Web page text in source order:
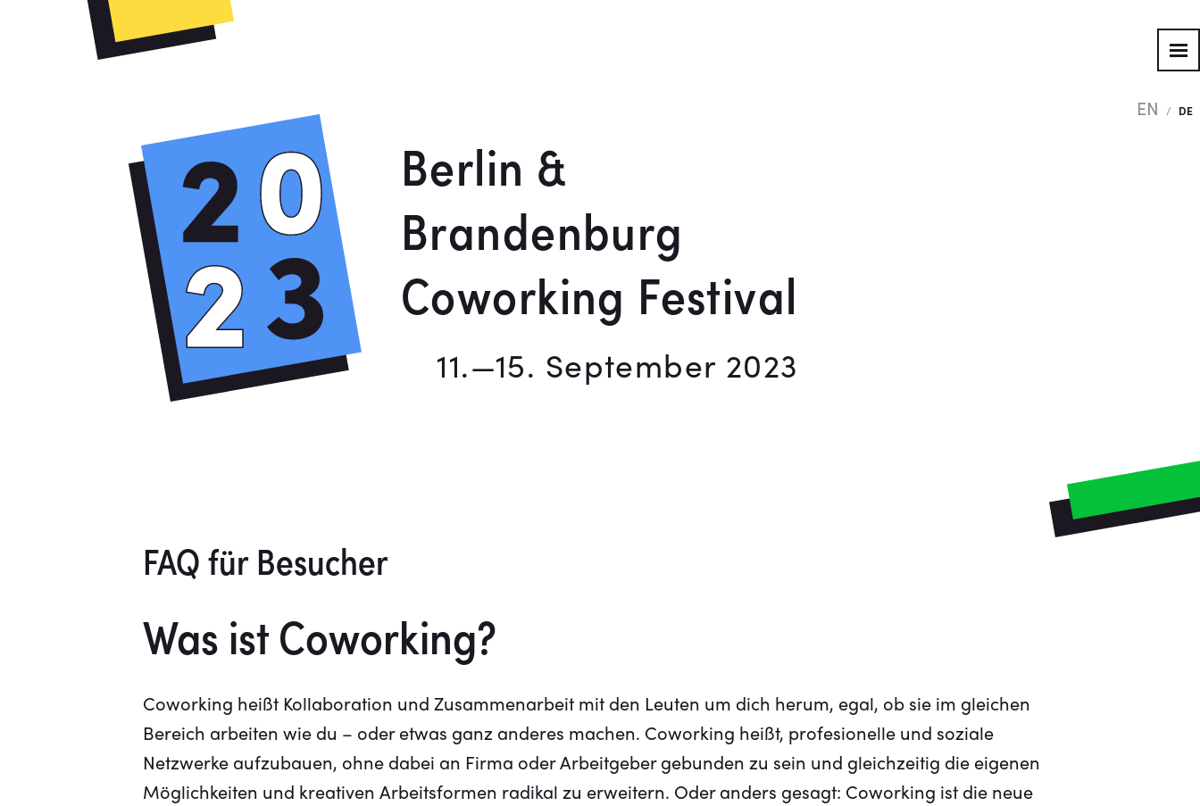
EN / DE
Berlin &
Brandenburg
Coworking Festival
11.—15. September 2023
FAQ für Besucher
Was ist Coworking?
Coworking heißt Kollaboration und Zusammenarbeit mit den Leuten um dich herum, egal, ob sie im gleichen
Bereich arbeiten wie du – oder etwas ganz anderes machen. Coworking heißt, profesionelle und soziale
Netzwerke aufzubauen, ohne dabei an Firma oder Arbeitgeber gebunden zu sein und gleichzeitig die eigenen
Möglichkeiten und kreativen Arbeitsformen radikal zu erweitern. Oder anders gesagt: Coworking ist die neue